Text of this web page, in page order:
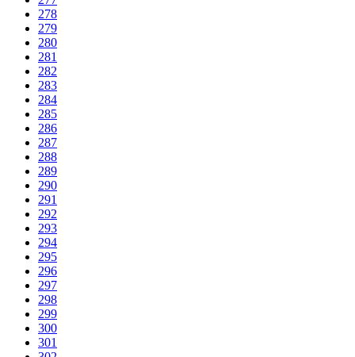
278
279
280
281
282
283
284
285
286
287
288
289
290
291
292
293
294
295
296
297
298
299
300
301